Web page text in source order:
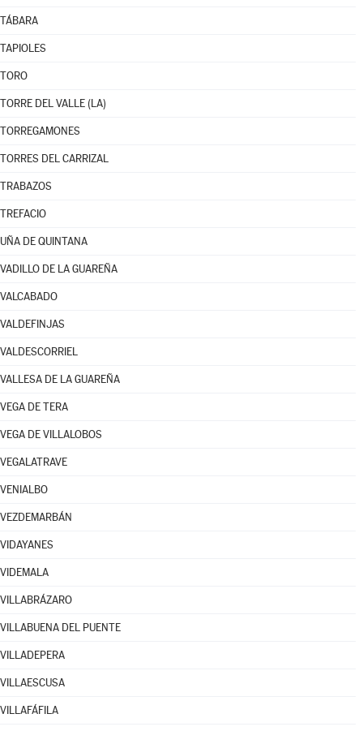
TÁBARA
TAPIOLES
TORO
TORRE DEL VALLE (LA)
TORREGAMONES
TORRES DEL CARRIZAL
TRABAZOS
TREFACIO
UÑA DE QUINTANA
VADILLO DE LA GUAREÑA
VALCABADO
VALDEFINJAS
VALDESCORRIEL
VALLESA DE LA GUAREÑA
VEGA DE TERA
VEGA DE VILLALOBOS
VEGALATRAVE
VENIALBO
VEZDEMARBÁN
VIDAYANES
VIDEMALA
VILLABRÁZARO
VILLABUENA DEL PUENTE
VILLADEPERA
VILLAESCUSA
VILLAFÁFILA